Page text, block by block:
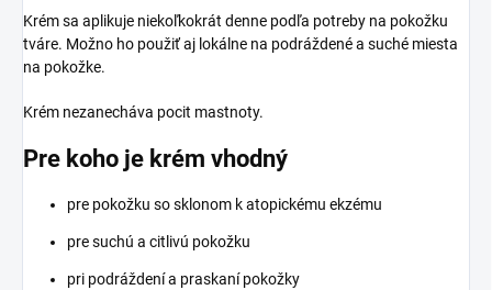
Krém sa aplikuje niekoľkokrát denne podľa potreby na pokožku
tváre. Možno ho použiť aj lokálne na podráždené a suché miesta
na pokožke.
Krém nezanecháva pocit mastnoty.
Pre koho je krém vhodný
pre pokožku so sklonom k atopickému ekzému
pre suchú a citlivú pokožku
pri podráždení a praskaní pokožky